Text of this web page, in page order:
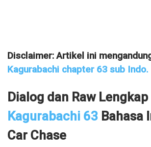
Disclaimer: Artikel ini
Kagurabachi chapter 63 sub Indo.
Dialog dan Raw
Kagurabachi 63 Bahasa
Car Chase